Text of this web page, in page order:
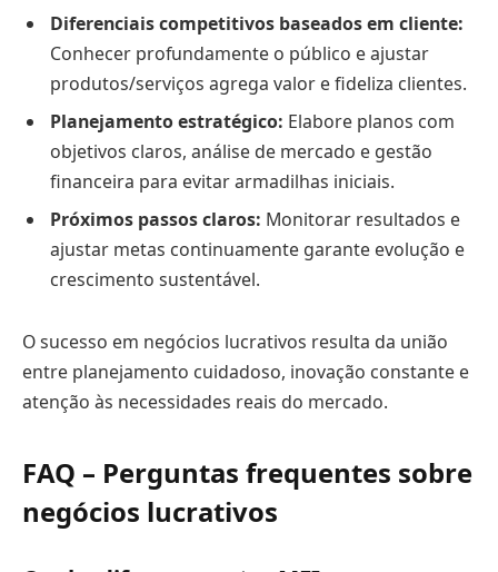
Diferenciais competitivos baseados em cliente:
Conhecer profundamente o público e ajustar
produtos/serviços agrega valor e fideliza clientes.
Planejamento estratégico: Elabore planos com
objetivos claros, análise de mercado e gestão
financeira para evitar armadilhas iniciais.
Próximos passos claros: Monitorar resultados e
ajustar metas continuamente garante evolução e
crescimento sustentável.
O sucesso em negócios lucrativos resulta da união
entre planejamento cuidadoso, inovação constante e
atenção às necessidades reais do mercado.
FAQ – Perguntas frequentes sobre
negócios lucrativos